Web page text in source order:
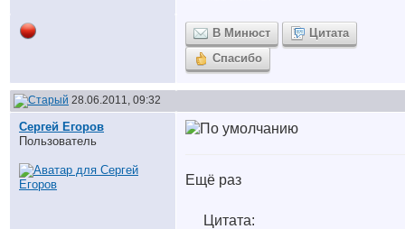
В Минюст
Цитата
Спасибо
28.06.2011, 09:32
Сергей Егоров
Пользователь
Ещё раз
Цитата: